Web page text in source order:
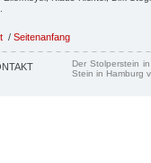
/ Seitenanfang
Der Stolperstein
Stein in Hamburg